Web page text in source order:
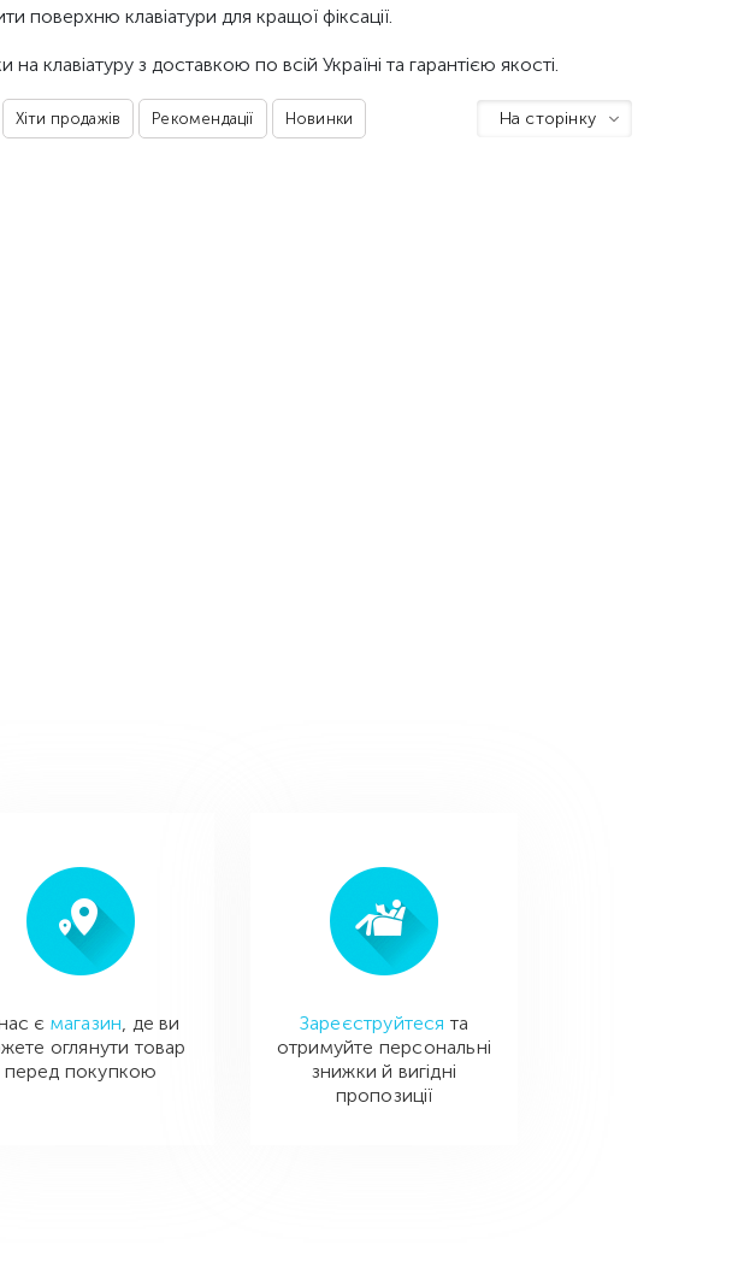
клавіатури для кращої фіксації.
клавіатуру з доставкою по всій Україні та гарантією якості.
Хіти продажів Рекомендації Новинки На сторінку
є магазин, де ви
оглянути товар
перед покупкою
Зареєструйтеся та
отримуйте персональні
знижки й вигідні
пропозиції